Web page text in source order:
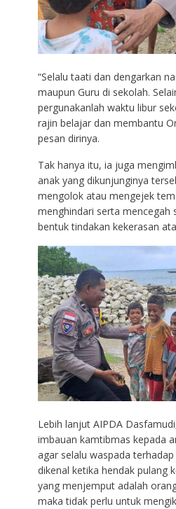
“Selalu taati dan dengarkan
maupun Guru di sekolah.
pergunakanlah waktu libur
rajin belajar dan membantu
pesan dirinya.
Tak hanya itu, ia juga
anak yang dikunjunginya
mengolok atau mengejek
menghindari serta mencegah
bentuk tindakan kekerasan
Lebih lanjut AIPDA
imbauan kamtibmas kepada
agar selalu waspada
dikenal ketika hendak pulang
yang menjemput adalah
maka tidak perlu untuk